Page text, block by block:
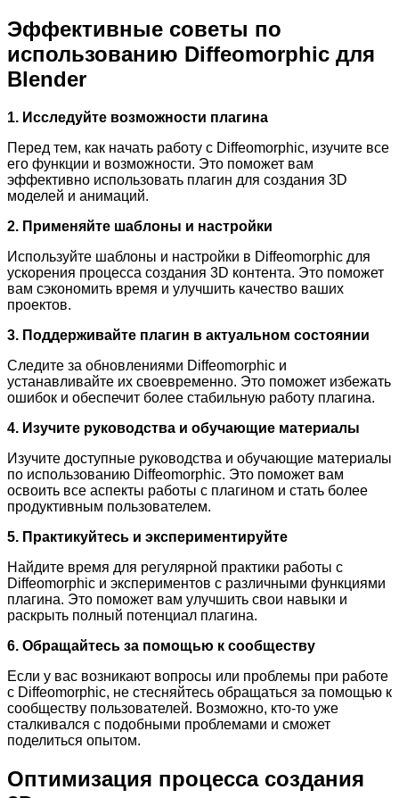
Эффективные советы по
использованию Diffeomorphic для
Blender
1. Исследуйте возможности плагина
Перед тем, как начать работу с Diffeomorphic, изучите все
его функции и возможности. Это поможет вам
эффективно использовать плагин для создания 3D
моделей и анимаций.
2. Применяйте шаблоны и настройки
Используйте шаблоны и настройки в Diffeomorphic для
ускорения процесса создания 3D контента. Это поможет
вам сэкономить время и улучшить качество ваших
проектов.
3. Поддерживайте плагин в актуальном состоянии
Следите за обновлениями Diffeomorphic и
устанавливайте их своевременно. Это поможет избежать
ошибок и обеспечит более стабильную работу плагина.
4. Изучите руководства и обучающие материалы
Изучите доступные руководства и обучающие материалы
по использованию Diffeomorphic. Это поможет вам
освоить все аспекты работы с плагином и стать более
продуктивным пользователем.
5. Практикуйтесь и экспериментируйте
Найдите время для регулярной практики работы с
Diffeomorphic и экспериментов с различными функциями
плагина. Это поможет вам улучшить свои навыки и
раскрыть полный потенциал плагина.
6. Обращайтесь за помощью к сообществу
Если у вас возникают вопросы или проблемы при работе
с Diffeomorphic, не стесняйтесь обращаться за помощью к
сообществу пользователей. Возможно, кто-то уже
сталкивался с подобными проблемами и сможет
поделиться опытом.
Оптимизация процесса создания